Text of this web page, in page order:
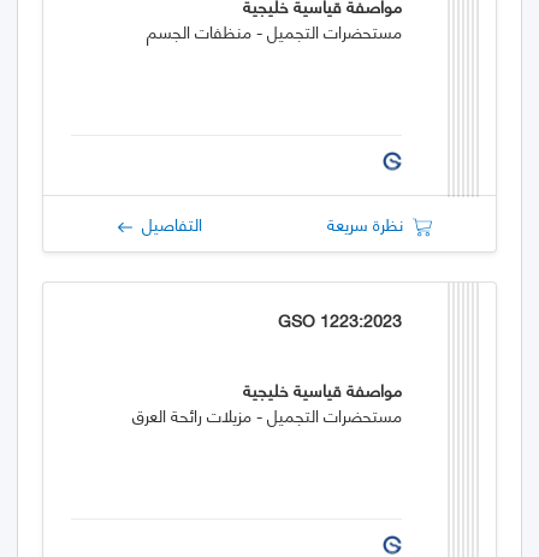
مستحضرات التجميل - منظفات الجسم
نظرة سريعة التفاصيل
GSO 1223:2023
مواصفة قياسية خليجية
مستحضرات التجميل - مزيلات رائحة العرق